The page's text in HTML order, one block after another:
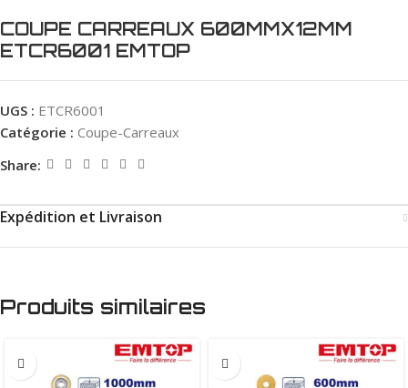
COUPE CARREAUX 600MMX12MM
ETCR6001 EMTOP
UGS : ETCR6001
Catégorie : Coupe-Carreaux
Share:
Expédition et Livraison
Produits similaires